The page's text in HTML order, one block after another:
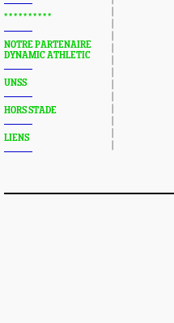
* * * * * * * * * *
NOTRE PARTENAIRE
DYNAMIC ATHLETIC
UNSS
HORS STADE
LIENS